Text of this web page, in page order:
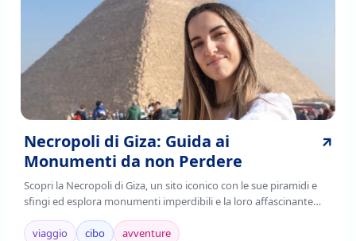
Necropoli di Giza: Guida ai
Monumenti da non Perdere
Scopri la Necropoli di Giza, un sito iconico con le sue piramidi e
sfingi ed esplora monumenti imperdibili e la loro affascinante
storia. Leggi di più!
viaggio
cibo avventure